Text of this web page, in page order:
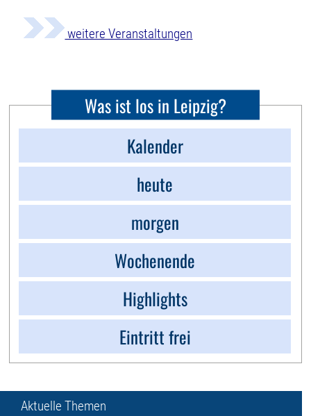
weitere Veranstaltungen
Was ist los in Leipzig?
Kalender
heute
morgen
Wochenende
Highlights
Eintritt frei
Aktuelle Themen